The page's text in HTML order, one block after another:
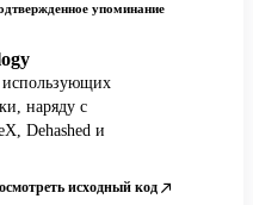
упоминание
наряду с
Dehashed и
исходный код